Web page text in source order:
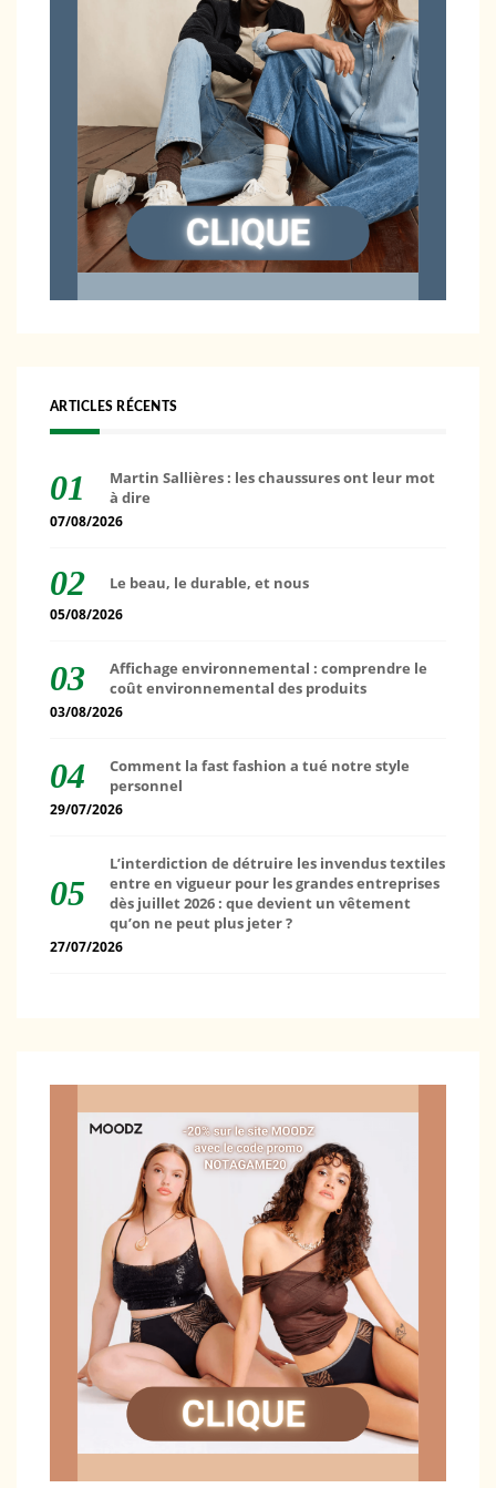
ARTICLES RÉCENTS
Martin Sallières : les chaussures ont leur mot
à dire
07/08/2026
Le beau, le durable, et nous
05/08/2026
Affichage environnemental : comprendre le
coût environnemental des produits
03/08/2026
Comment la fast fashion a tué notre style
personnel
29/07/2026
L’interdiction de détruire les invendus textiles
entre en vigueur pour les grandes entreprises
dès juillet 2026 : que devient un vêtement
qu’on ne peut plus jeter ?
27/07/2026